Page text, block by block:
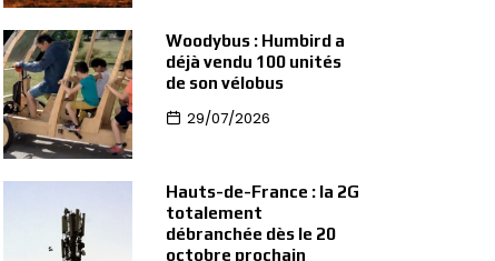
Woodybus : Humbird a
déjà vendu 100 unités
de son vélobus
29/07/2026
Hauts-de-France : la 2G
totalement
débranchée dès le 20
octobre prochain